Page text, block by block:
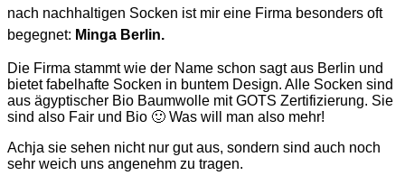
nach nachhaltigen Socken ist mir eine Firma besonders oft
begegnet: Minga Berlin.
Die Firma stammt wie der Name schon sagt aus Berlin und
bietet fabelhafte Socken in buntem Design. Alle Socken sind
aus ägyptischer Bio Baumwolle mit GOTS Zertifizierung. Sie
sind also Fair und Bio 🙂 Was will man also mehr!
Achja sie sehen nicht nur gut aus, sondern sind auch noch
sehr weich uns angenehm zu tragen.